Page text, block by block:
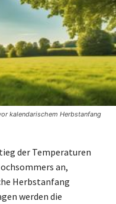
kalendarischem Herbstanfang
der Temperaturen
an,
Herbstanfang
werden die